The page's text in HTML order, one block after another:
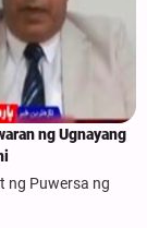
ng Ugnayang
ng Puwersa ng